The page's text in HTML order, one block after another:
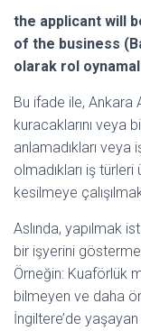
the applicant will
of the business
olarak rol
Bu ifade ile, Ankara
kuracaklarını veya
anlamadıkları
olmadıkları iş türleri
kesilmeye
Aslında, yapılmak
bir işyerini
Örneğin: Kuaförlük
bilmeyen ve daha
İngiltere’de yaşayan